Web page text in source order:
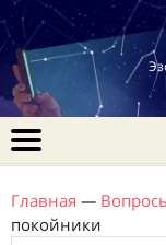
Главная —
покойники